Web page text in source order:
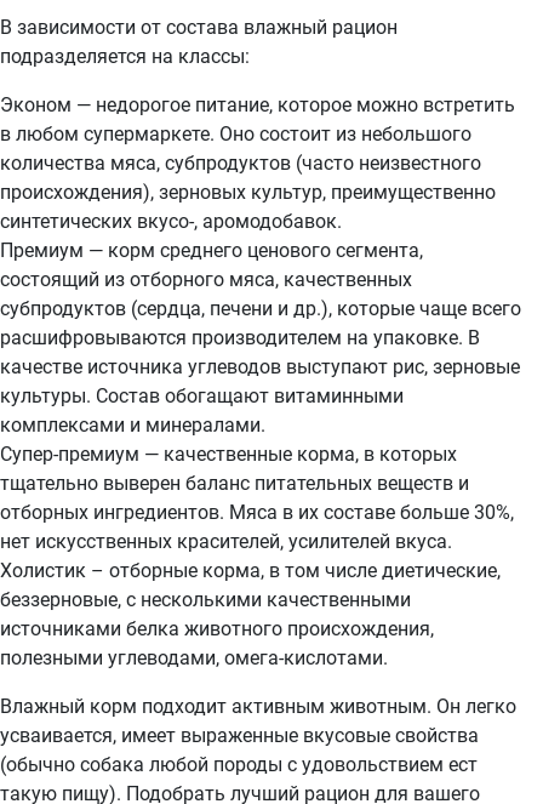
В зависимости от состава влажный рацион
подразделяется на классы:
Эконом — недорогое питание, которое можно встретить
в любом супермаркете. Оно состоит из небольшого
количества мяса, субпродуктов (часто неизвестного
происхождения), зерновых культур, преимущественно
синтетических вкусо-, аромодобавок.
Премиум — корм среднего ценового сегмента,
состоящий из отборного мяса, качественных
субпродуктов (сердца, печени и др.), которые чаще всего
расшифровываются производителем на упаковке. В
качестве источника углеводов выступают рис, зерновые
культуры. Состав обогащают витаминными
комплексами и минералами.
Супер-премиум — качественные корма, в которых
тщательно выверен баланс питательных веществ и
отборных ингредиентов. Мяса в их составе больше 30%,
нет искусственных красителей, усилителей вкуса.
Холистик – отборные корма, в том числе диетические,
беззерновые, с несколькими качественными
источниками белка животного происхождения,
полезными углеводами, омега-кислотами.
Влажный корм подходит активным животным. Он легко
усваивается, имеет выраженные вкусовые свойства
(обычно собака любой породы с удовольствием ест
такую пищу). Подобрать лучший рацион для вашего